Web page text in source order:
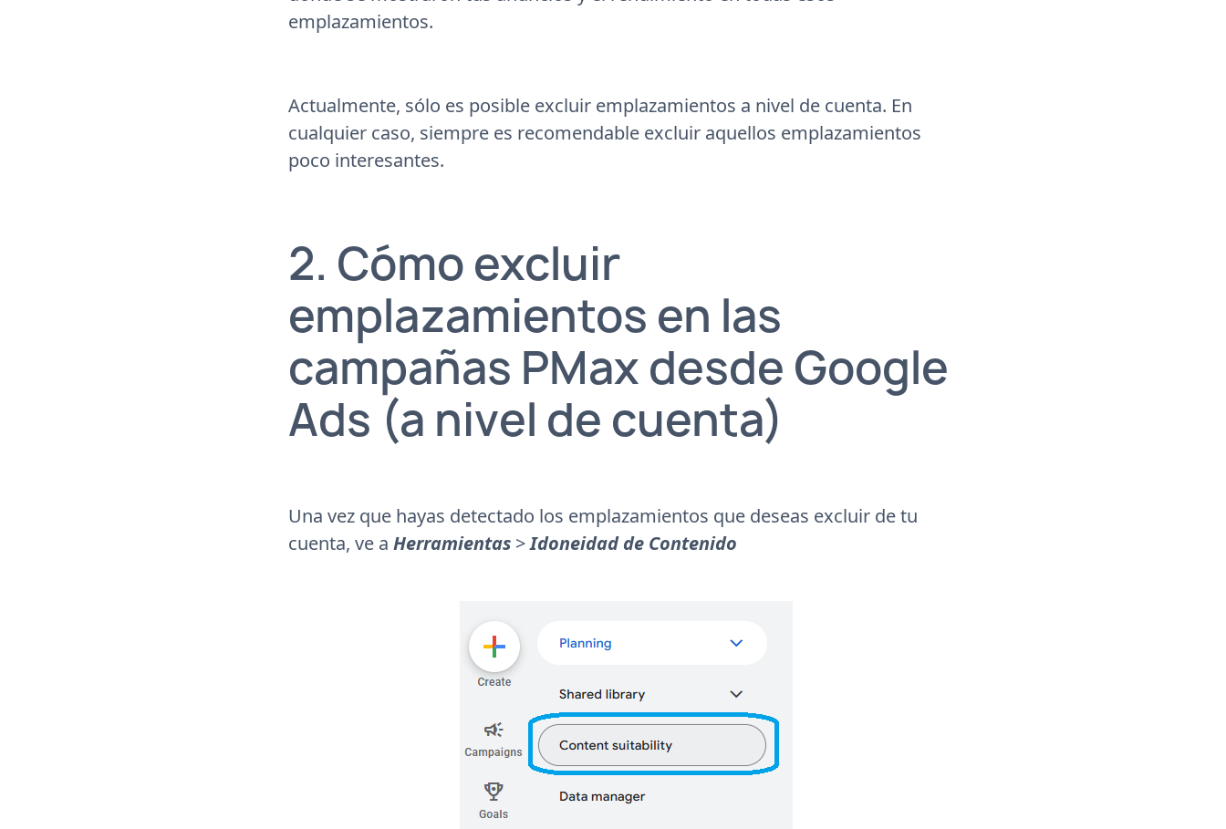
emplazamientos.
Actualmente, sólo es posible excluir emplazamientos a nivel de cuenta. En
cualquier caso, siempre es recomendable excluir aquellos emplazamientos
poco interesantes.
2. Cómo excluir
emplazamientos en las
campañas PMax desde Google
Ads (a nivel de cuenta)
Una vez que hayas detectado los emplazamientos que deseas excluir de tu
cuenta, ve a Herramientas >Idoneidad de Contenido